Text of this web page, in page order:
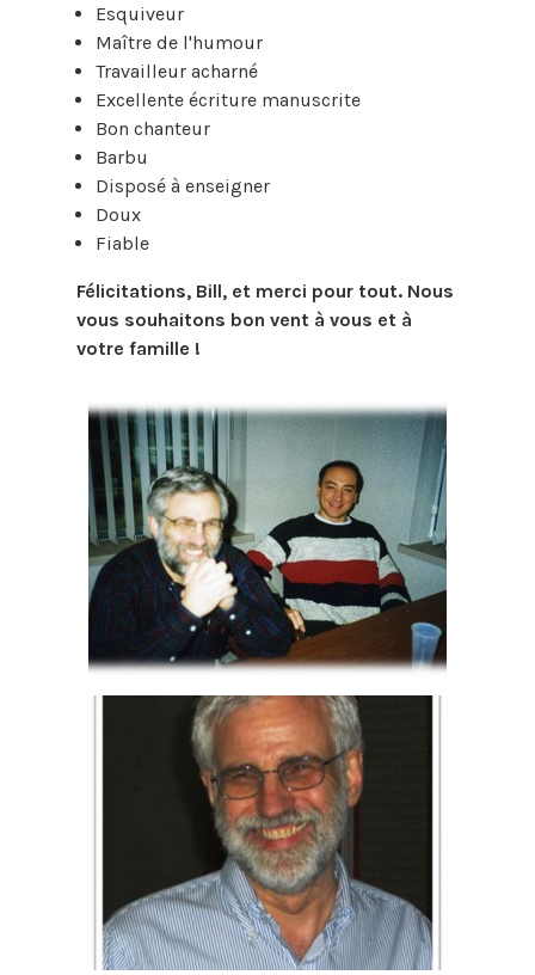
Esquiveur
Maître de l'humour
Travailleur acharné
Excellente écriture manuscrite
Bon chanteur
Barbu
Disposé à enseigner
Doux
Fiable
Félicitations, Bill, et merci pour tout. Nous
vous souhaitons bon vent à vous et à
votre famille !